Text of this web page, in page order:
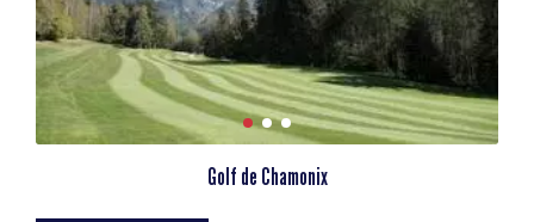
Golf de Chamonix